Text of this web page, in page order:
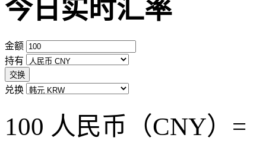
今日实时汇率
金额
持有
交换
兑换
100 人民币（CNY）=